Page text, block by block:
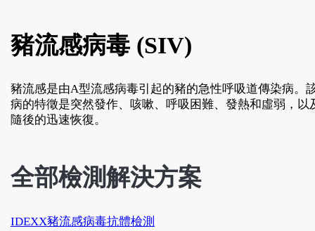
豬流感病毒 (SIV)
豬流感是由A型流感病毒引起的豬的急性呼吸道傳染病。
病的特徵是突然發作、咳嗽、呼吸困難、發熱和虛弱，以
隨後的迅速恢復。
全部檢測解決方案
IDEXX豬流感病毒抗體檢測